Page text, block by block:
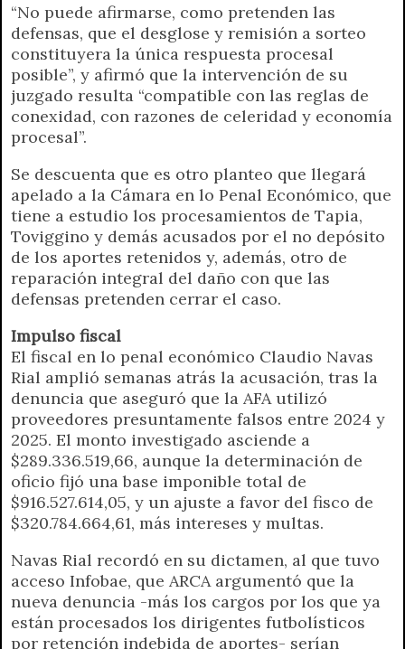
“No puede afirmarse, como pretenden las
defensas, que el desglose y remisión a sorteo
constituyera la única respuesta procesal
posible”, y afirmó que la intervención de su
juzgado resulta “compatible con las reglas de
conexidad, con razones de celeridad y economía
procesal”.
Se descuenta que es otro planteo que llegará
apelado a la Cámara en lo Penal Económico, que
tiene a estudio los procesamientos de Tapia,
Toviggino y demás acusados por el no depósito
de los aportes retenidos y, además, otro de
reparación integral del daño con que las
defensas pretenden cerrar el caso.
Impulso fiscal
El fiscal en lo penal económico Claudio Navas
Rial amplió semanas atrás la acusación, tras la
denuncia que aseguró que la AFA utilizó
proveedores presuntamente falsos entre 2024 y
2025. El monto investigado asciende a
$289.336.519,66, aunque la determinación de
oficio fijó una base imponible total de
$916.527.614,05, y un ajuste a favor del fisco de
$320.784.664,61, más intereses y multas.
Navas Rial recordó en su dictamen, al que tuvo
acceso Infobae, que ARCA argumentó que la
nueva denuncia -más los cargos por los que ya
están procesados los dirigentes futbolísticos
por retención indebida de aportes- serían